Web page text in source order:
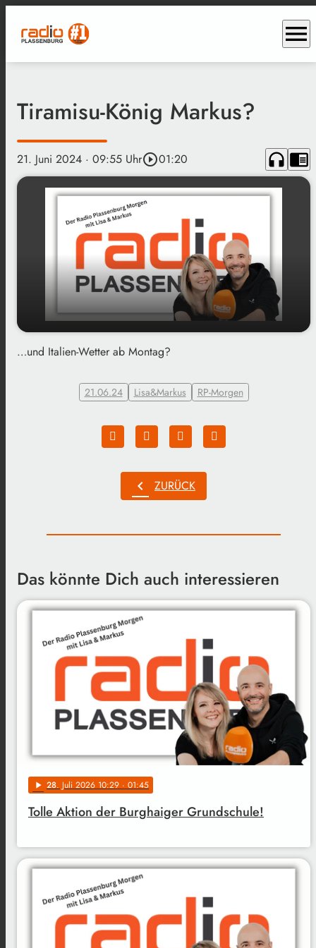
menu
Tiramisu-König Markus?
21. Juni 2024 · 09:55 Uhrplay_circle_outline01:20 headphones chrome_reader_mode
play_arrow Tiramisu-König Markus?
01:20
…und Italien-Wetter ab Montag?
21.06.24 Lisa&Markus RP-Morgen
chevron_left ZURÜCK
Das könnte Dich auch interessieren
play_arrow 28. Juli 2026 10:29 · 01:45
Tolle Aktion der Burghaiger Grundschule!